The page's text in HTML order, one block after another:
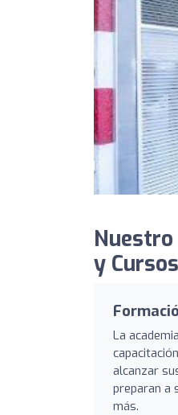
Nuestro
y
La
alcanzar
preparan a
más.